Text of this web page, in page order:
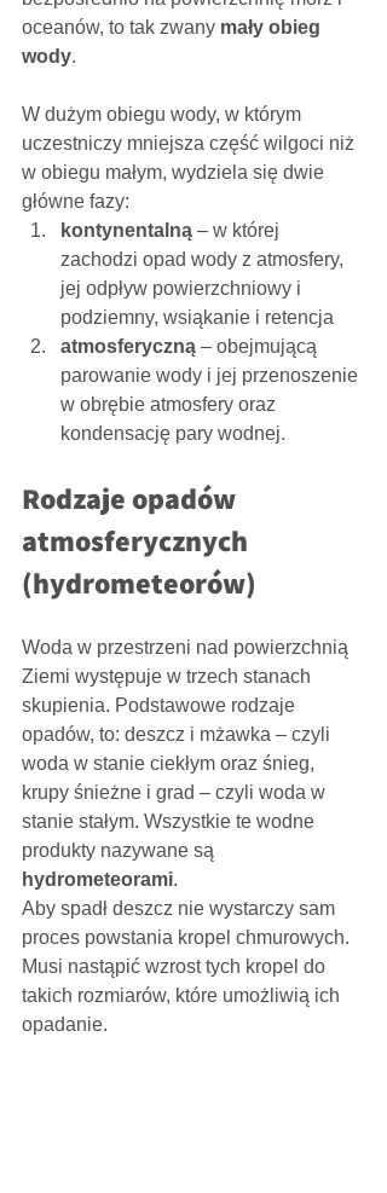
oceanów, to tak zwany mały obieg
wody.
W dużym obiegu wody, w którym
uczestniczy mniejsza część wilgoci niż
w obiegu małym, wydziela się dwie
główne fazy:
kontynentalną – w której
zachodzi opad wody z atmosfery,
jej odpływ powierzchniowy i
podziemny, wsiąkanie i retencja
atmosferyczną – obejmującą
parowanie wody i jej przenoszenie
w obrębie atmosfery oraz
kondensację pary wodnej.
Rodzaje opadów
atmosferycznych
(hydrometeorów)
Woda w przestrzeni nad powierzchnią
Ziemi występuje w trzech stanach
skupienia. Podstawowe rodzaje
opadów, to: deszcz i mżawka – czyli
woda w stanie ciekłym oraz śnieg,
krupy śnieżne i grad – czyli woda w
stanie stałym. Wszystkie te wodne
produkty nazywane są
hydrometeorami.
Aby spadł deszcz nie wystarczy sam
proces powstania kropel chmurowych.
Musi nastąpić wzrost tych kropel do
takich rozmiarów, które umożliwią ich
opadanie.